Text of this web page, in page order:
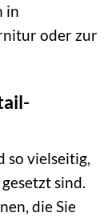
in
oder zur
so vielseitig,
sind.
die Sie